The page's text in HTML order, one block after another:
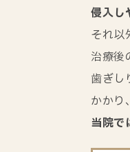
侵入し
それ以
治療後
歯ぎし
かかり
当院で